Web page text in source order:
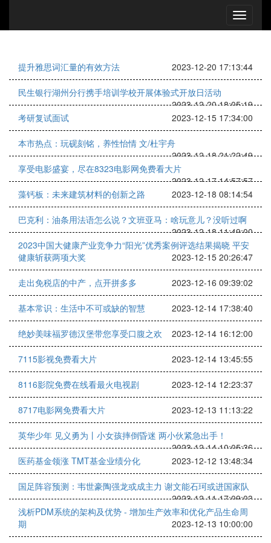
提升雅思词汇量的有效方法 2023-12-20 17:13:44
民生银行湖州分行携手培训学校开展体验式开放日活动
2023-12-20 18:05:19
考研复试面试
2023-12-15 17:34:00
本市热点：玩砚刻铭，养性怡情 文/杜宇舟
2023-12-18 21:22:49
享受电影盛宴，尽在8323电影网免费看大片
2023-12-17 14:57:57
藻钙板：未来建筑材料的创新之路
2023-12-18 08:14:54
巴克利：油条用法语怎么说？文班亚马：啥玩意儿？没听过啊
2023-12-18 11:49:00
2023中国大健康产业竞争力“阳光”优秀案例评选结果揭晓 平安
健康斩获两项大奖
2023-12-15 20:26:47
走出免税店的中产，点开拼多多 2023-12-16 09:39:02
基本常识：生活中不可或缺的智慧 2023-12-14 17:38:40
绝妙美味福罗德汉堡带您享受口腹之欢 2023-12-14 16:12:00
7115影视免费看大片 2023-12-14 13:45:55
8116影院免费在线看最火电视剧 2023-12-14 12:23:37
8717电影网免费看大片 2023-12-13 11:13:22
英华少年 见义勇为丨小女孩摔倒昏迷 两小伙紧急出手！
2023-12-14 10:05:36
医药基金领涨 TMT基金业绩分化
2023-12-12 13:48:34
国足阵容预测：韦世豪陶强龙或成主力 谢文能石珂或进国家队
2023-12-11 17:09:03
浅析PDM系统的架构及优势 - 增加生产效率和优化产品生命周
期
2023-12-13 10:00:00